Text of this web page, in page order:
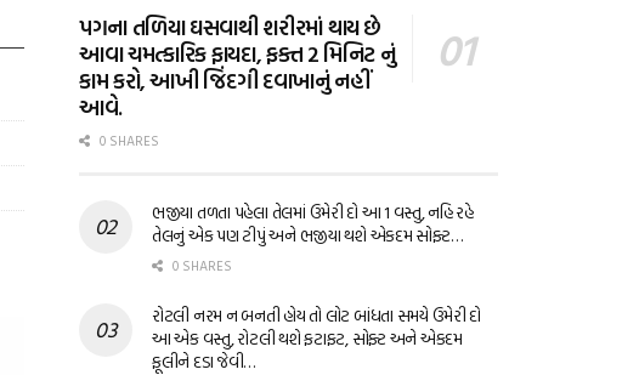
પગના તળિયા ઘસવાથી શરીરમાં થાય છે
આવા ચમત્કારિક ફાયદા, ફક્ત 2 મિનિટ નું
કામ કરો, આખી જિંદગી દવાખાનું નહીં
આવે.
0 SHARES
ભજીયા તળતા પહેલા તેલમાં ઉમેરી દો આ 1 વસ્તુ, નહિ રહે
તેલનું એક પણ ટીપું અને ભજીયા થશે એકદમ સોફ્ટ…
0 SHARES
રોટલી નરમ ન બનતી હોય તો લોટ બાંધતા સમયે ઉમેરી દો
આ એક વસ્તુ, રોટલી થશે ફટાફટ, સોફ્ટ અને એકદમ
ફૂલીને દડા જેવી…